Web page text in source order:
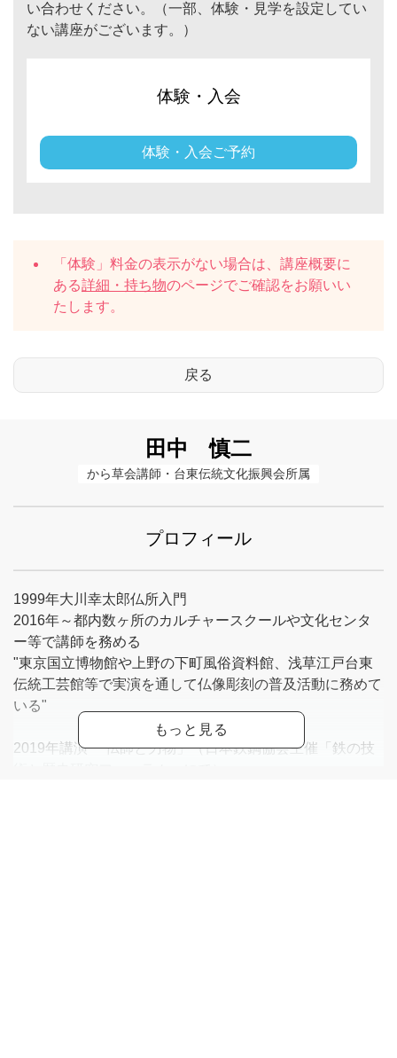
い合わせください。（一部、体験・見学を設定してい
ない講座がございます。）
体験・入会
体験・入会ご予約
「体験」料金の表示がない場合は、講座概要に
ある詳細・持ち物のページでご確認をお願いい
たします。
田中 慎二
から草会講師・台東伝統文化振興会所属
プロフィール
1999年大川幸太郎仏所入門
2016年～都内数ヶ所のカルチャースクールや文化センタ
ー等で講師を務める
"東京国立博物館や上野の下町風俗資料館、浅草江戸台東
伝統工芸館等で実演を通して仏像彫刻の普及活動に務めて
いる"
2019年講演 「仏師と刃物」（日本鉄鋼協会主催「鉄の技